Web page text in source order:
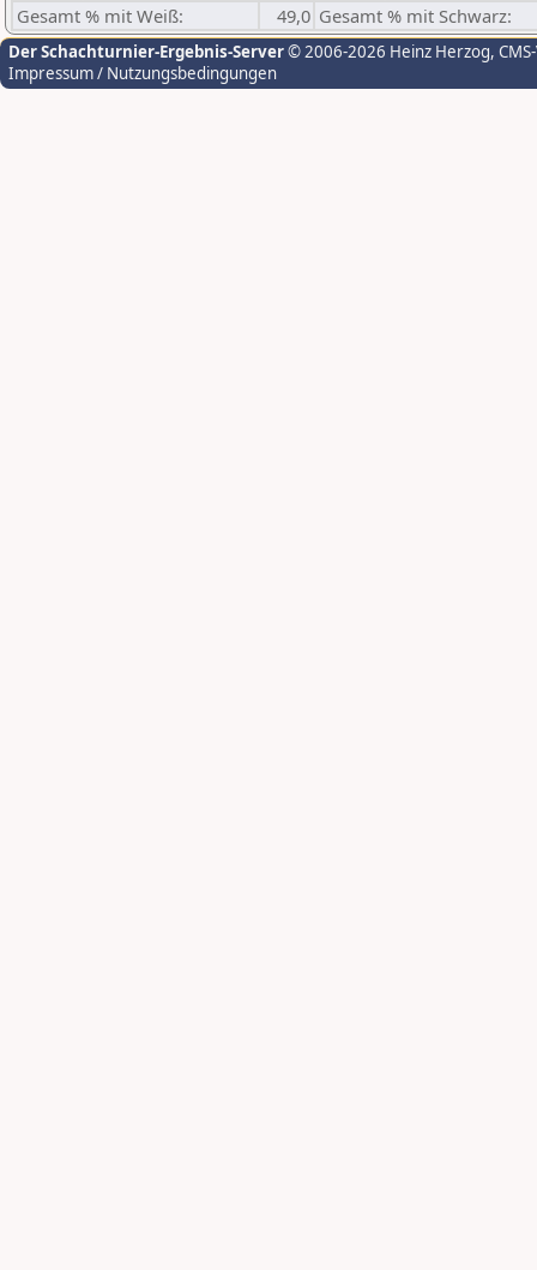
Gesamt % mit Weiß:
49,0 Gesamt % mit Schwarz:
Der Schachturnier-Ergebnis-Server© 2006-2026 Heinz Herzog,
Impressum / Nutzungsbedingungen